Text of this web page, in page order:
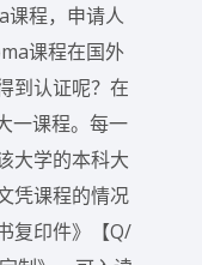
课程，申请人
课程在国外
到认证呢？在
一课程。每一
大学的本科大
凭课程的情况
复印件》【Q/